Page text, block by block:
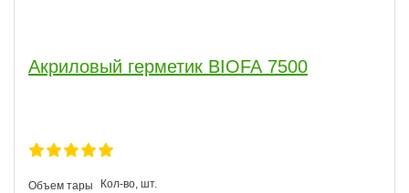
Акриловый герметик BIOFA 7500
Объем тары Кол-во, шт.